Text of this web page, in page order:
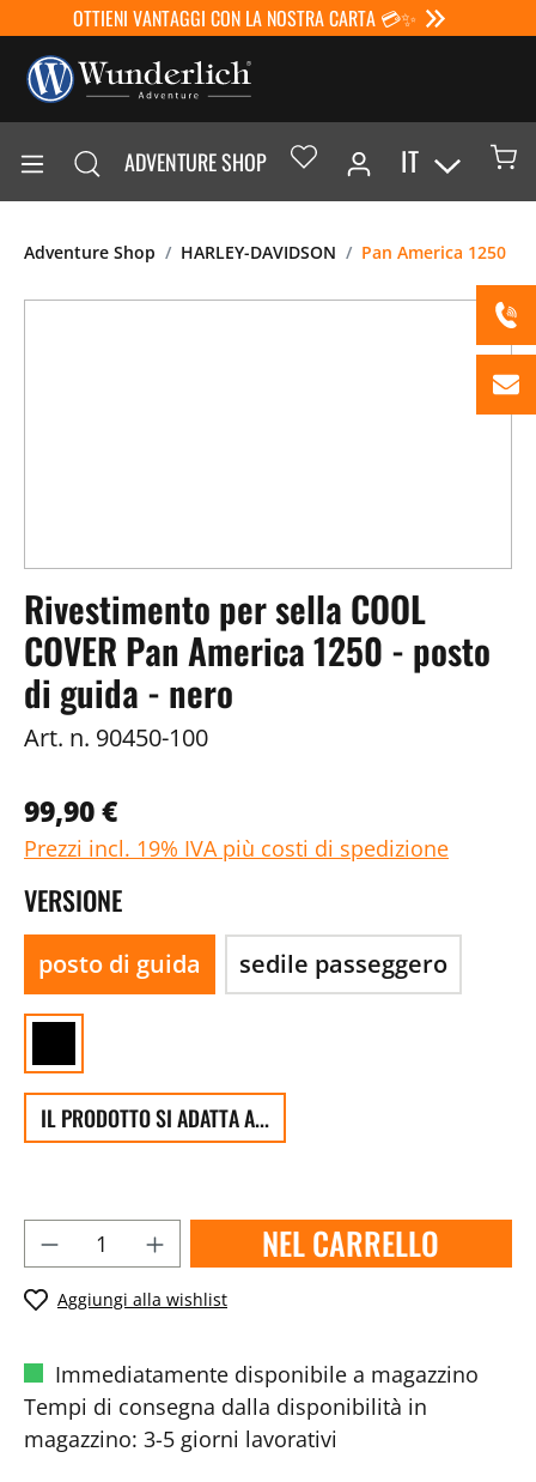
OTTIENI VANTAGGI CON LA NOSTRA CARTA 💳✨
ADVENTURE SHOP IT
Adventure Shop HARLEY-DAVIDSON Pan America 1250
Rivestimento per sella COOL
COVER Pan America 1250 - posto
di guida - nero
Art. n. 90450-100
99,90 €
Prezzi incl. 19% IVA più costi di spedizione
VERSIONE
posto di guida sedile passeggero
IL PRODOTTO SI ADATTA A...
NEL CARRELLO
Aggiungi alla wishlist
Immediatamente disponibile a magazzino
Tempi di consegna dalla disponibilità in
magazzino: 3-5 giorni lavorativi